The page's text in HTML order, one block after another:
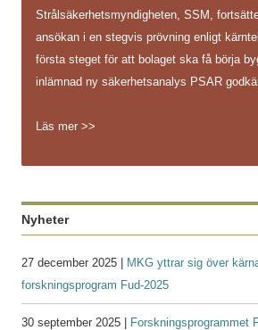
Strålsäkerhetsmyndigheten, SSM,
ansökan i en stegvis prövning enligt
första steget för att bolaget ska få börja
inlämnad ny säkerhetsanalys PSAR
Läs mer >>
Nyheter
27 december 2025 |
MKG yttrar sig över
forskningsprogram Fud-2025
30 september 2025 |
Forskningsprogrammet